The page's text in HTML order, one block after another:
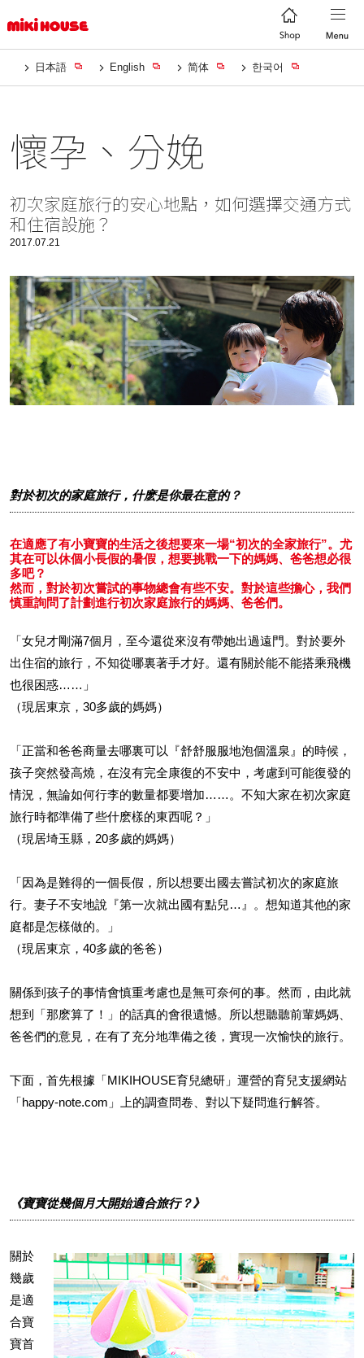
日本語 English 简体 한국어
懷孕、分娩
初次家庭旅行的安心地點，如何選擇交通方式
和住宿設施？
2017.07.21
對於初次的家庭旅行，什麽是你最在意的？
在適應了有小寶寶的生活之後想要來一場“初次的全家旅行”。尤
其在可以休個小長假的暑假，想要挑戰一下的媽媽、爸爸想必很
多吧？
然而，對於初次嘗試的事物總會有些不安。對於這些擔心，我們
慎重詢問了計劃進行初次家庭旅行的媽媽、爸爸們。
「女兒才剛滿7個月，至今還從來沒有帶她出過遠門。對於要外
出住宿的旅行，不知從哪裏著手才好。還有關於能不能搭乘飛機
也很困惑……」
（現居東京，30多歲的媽媽）
「正當和爸爸商量去哪裏可以『舒舒服服地泡個溫泉』的時候，
孩子突然發高燒，在沒有完全康復的不安中，考慮到可能復發的
情況，無論如何行李的數量都要增加……。不知大家在初次家庭
旅行時都準備了些什麽樣的東西呢？」
（現居埼玉縣，20多歲的媽媽）
「因為是難得的一個長假，所以想要出國去嘗試初次的家庭旅
行。妻子不安地說『第一次就出國有點兒…』。想知道其他的家
庭都是怎樣做的。」
（現居東京，40多歲的爸爸）
關係到孩子的事情會慎重考慮也是無可奈何的事。然而，由此就
想到「那麽算了！」的話真的會很遺憾。所以想聽聽前輩媽媽、
爸爸們的意見，在有了充分地準備之後，實現一次愉快的旅行。
下面，首先根據「MIKIHOUSE育兒總研」運營的育兒支援網站
「happy-note.com」上的調查問卷、對以下疑問進行解答。
《寶寶從幾個月大開始適合旅行？》
關於
幾歲
是適
合寶
寶首